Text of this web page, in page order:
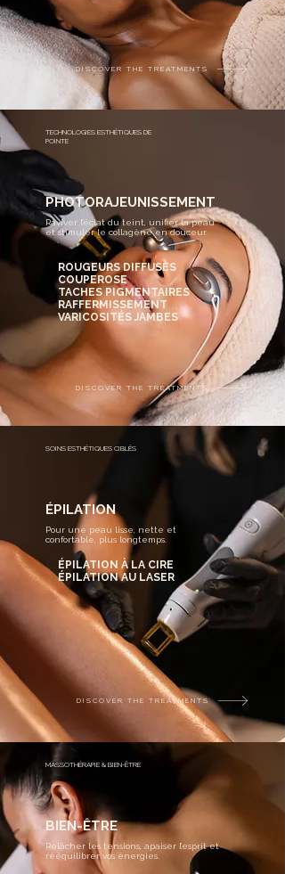
PHOTORAJEUNISSEMENT
Raviver l’éclat du teint, unifier la peau
et stimuler le collagène en douceur.​
ROUGEURS DIFFUSES
COUPEROSE
TACHES PIGMENTAIRES
RAFFERMISSEMENT
VARICOSITÉS JAMBES
TECHNOLOGIES ESTHÉTIQUES DE
POINTE
ÉPILATION
Pour une peau lisse, nette et
confortable, plus longtemps.​
ÉPILATION À LA CIRE
ÉPILATION AU LASER
SOINS ESTHÉTIQUES CIBLÉS
BIEN-ÊTRE
Relâcher les tensions, apaiser l’esprit et
rééquilibrer vos énergies.​
MASSOTHÉRAPIE & BIEN-ÊTRE
DISCOVER THE TREATMENTS
DISCOVER THE TREATMENTS
DISCOVER THE TREATMENTS